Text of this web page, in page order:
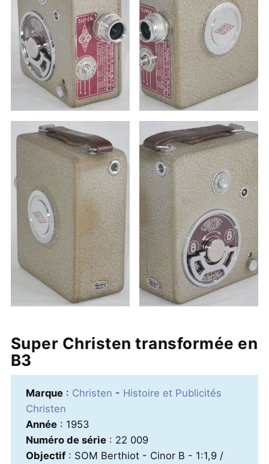
Super Christen transformée en
B3
Marque: Christen - Histoire et Publicités
Christen
Année: 1953
Numéro de série: 22 009
Objectif: SOM Berthiot - Cinor B - 1:1,9 /